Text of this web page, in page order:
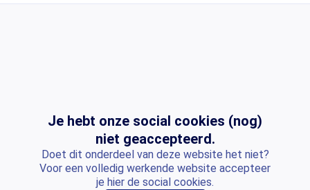
Je hebt onze social cookies (nog)
niet geaccepteerd.
Doet dit onderdeel van deze website het niet?
Voor een volledig werkende website accepteer
je hier de social cookies.